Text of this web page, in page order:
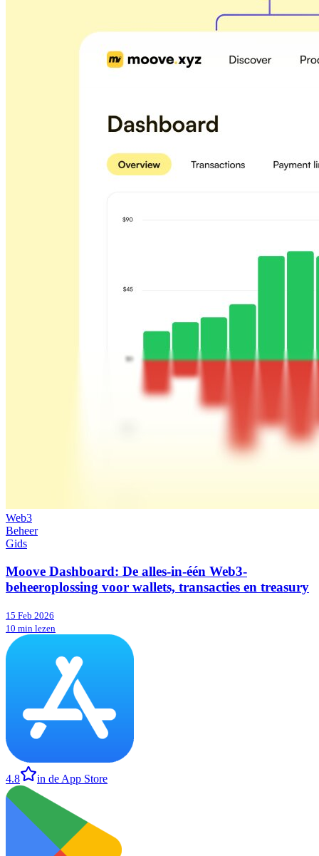
Web3
Beheer
Gids
Moove Dashboard: De alles-in-één Web3-
beheeroplossing voor wallets, transacties en treasury
15 Feb 2026
10 min lezen
4.8 in de App Store